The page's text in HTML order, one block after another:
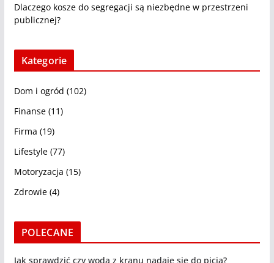
Dlaczego kosze do segregacji są niezbędne w przestrzeni
publicznej?
Kategorie
Dom i ogród (102)
Finanse(11)
Firma (19)
Lifestyle(77)
Motoryzacja (15)
Zdrowie(4)
POLECANE
Jak sprawdzić czy woda z kranu nadaje się do picia?